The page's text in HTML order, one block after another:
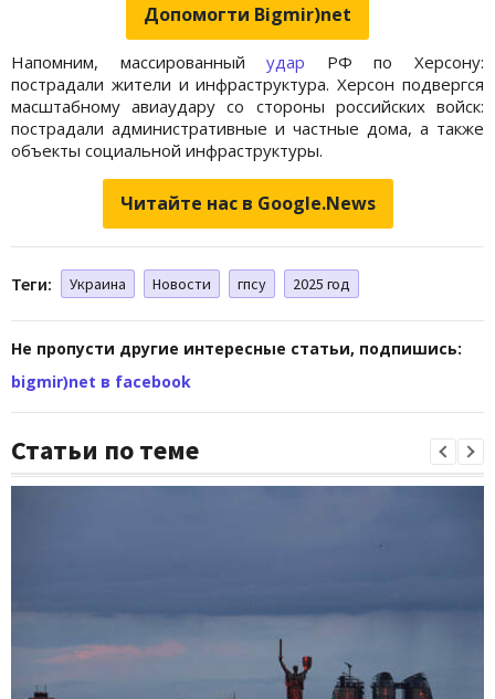
Допомогти Bigmir)net
Напомним, массированныйудар РФ по Херсону:
пострадали жители и инфраструктура. Херсон подвергся
масштабному авиаудару со стороны российских войск:
пострадали административные и частные дома, а также
объекты социальной инфраструктуры.
Читайте нас в Google.News
Теги: Украина Новости гпсу 2025 год
Не пропусти другие интересные статьи, подпишись:
bigmir)net в facebook
Статьи по теме